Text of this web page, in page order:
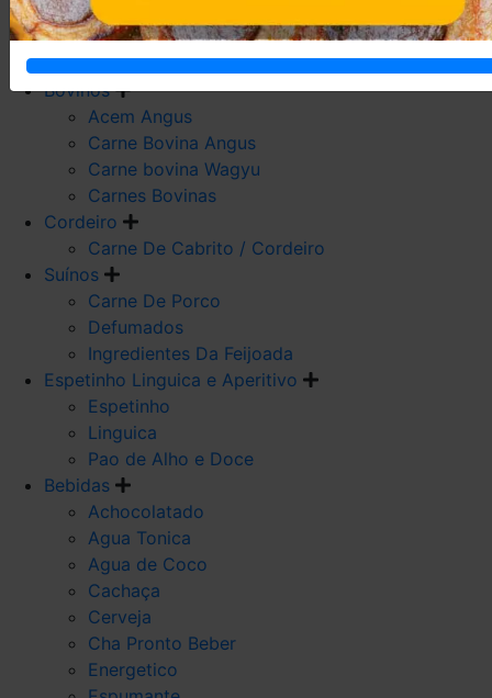
Carne De Frango
Carne De Galeto
Codorna
Bovinos
Acem Angus
Carne Bovina Angus
Carne bovina Wagyu
Carnes Bovinas
Cordeiro
Carne De Cabrito / Cordeiro
Suínos
Carne De Porco
Defumados
Ingredientes Da Feijoada
Espetinho Linguica e Aperitivo
Espetinho
Linguica
Pao de Alho e Doce
Bebidas
Achocolatado
Agua Tonica
Agua de Coco
Cachaça
Cerveja
Cha Pronto Beber
Energetico